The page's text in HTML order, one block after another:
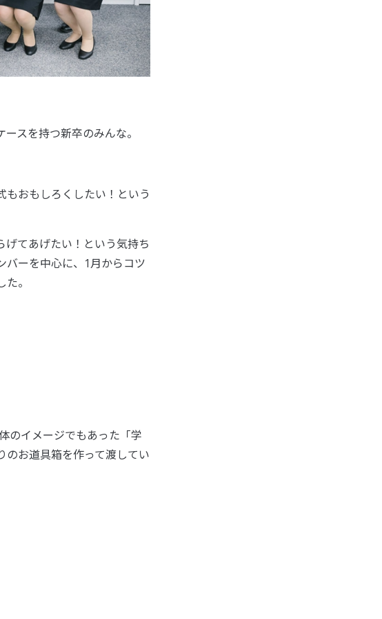
スを持つ新卒のみんな。
もおもしろくしたい！という
てあげたい！という気持ち
バーを中心に、1月からコツ
。
のイメージでもあった「学
のお道具箱を作って渡してい